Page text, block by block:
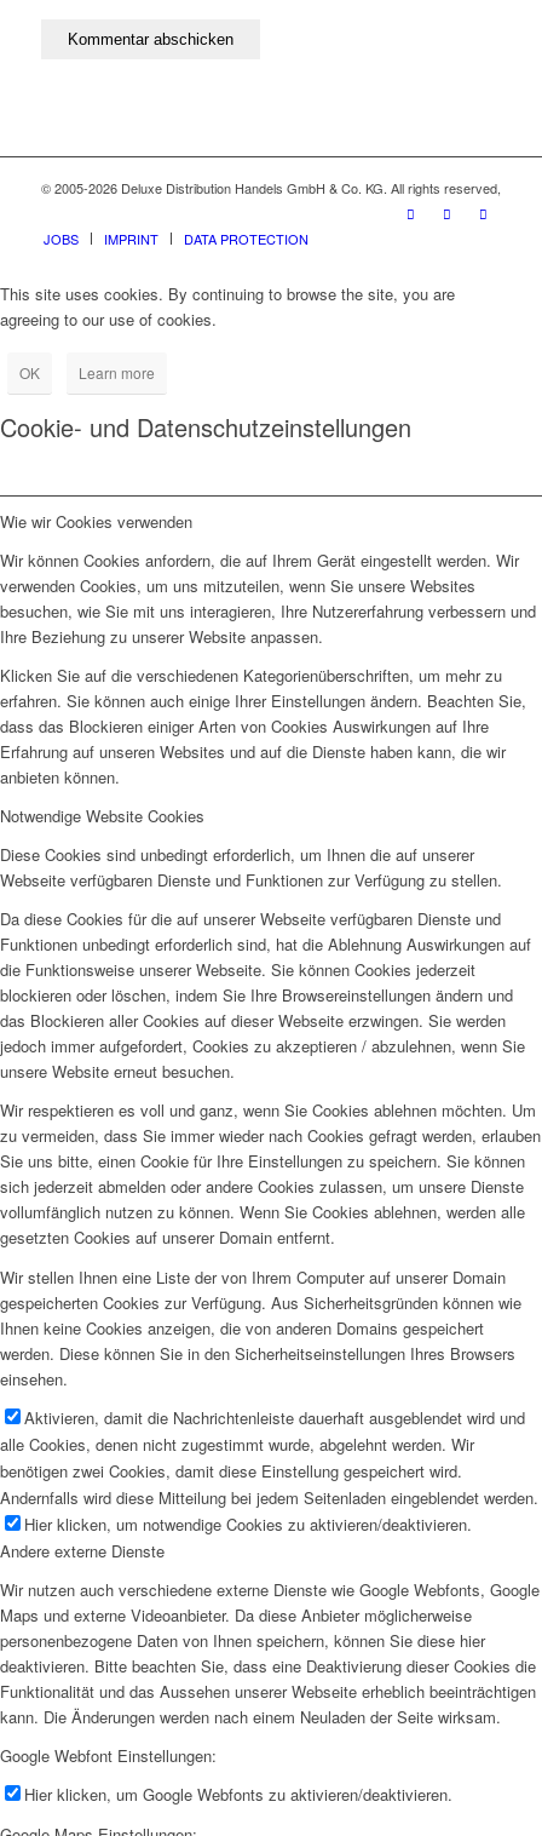
© 2005-2026 Deluxe Distribution Handels GmbH & Co. KG. All rights reserved,
JOBS IMPRINT DATA PROTECTION
This site uses cookies. By continuing to browse the site, you are
agreeing to our use of cookies.
OK Learn more
Cookie- und Datenschutzeinstellungen
Wie wir Cookies verwenden
Wir können Cookies anfordern, die auf Ihrem Gerät eingestellt werden. Wir
verwenden Cookies, um uns mitzuteilen, wenn Sie unsere Websites
besuchen, wie Sie mit uns interagieren, Ihre Nutzererfahrung verbessern und
Ihre Beziehung zu unserer Website anpassen.
Klicken Sie auf die verschiedenen Kategorienüberschriften, um mehr zu
erfahren. Sie können auch einige Ihrer Einstellungen ändern. Beachten Sie,
dass das Blockieren einiger Arten von Cookies Auswirkungen auf Ihre
Erfahrung auf unseren Websites und auf die Dienste haben kann, die wir
anbieten können.
Notwendige Website Cookies
Diese Cookies sind unbedingt erforderlich, um Ihnen die auf unserer
Webseite verfügbaren Dienste und Funktionen zur Verfügung zu stellen.
Da diese Cookies für die auf unserer Webseite verfügbaren Dienste und
Funktionen unbedingt erforderlich sind, hat die Ablehnung Auswirkungen auf
die Funktionsweise unserer Webseite. Sie können Cookies jederzeit
blockieren oder löschen, indem Sie Ihre Browsereinstellungen ändern und
das Blockieren aller Cookies auf dieser Webseite erzwingen. Sie werden
jedoch immer aufgefordert, Cookies zu akzeptieren / abzulehnen, wenn Sie
unsere Website erneut besuchen.
Wir respektieren es voll und ganz, wenn Sie Cookies ablehnen möchten. Um
zu vermeiden, dass Sie immer wieder nach Cookies gefragt werden, erlauben
Sie uns bitte, einen Cookie für Ihre Einstellungen zu speichern. Sie können
sich jederzeit abmelden oder andere Cookies zulassen, um unsere Dienste
vollumfänglich nutzen zu können. Wenn Sie Cookies ablehnen, werden alle
gesetzten Cookies auf unserer Domain entfernt.
Wir stellen Ihnen eine Liste der von Ihrem Computer auf unserer Domain
gespeicherten Cookies zur Verfügung. Aus Sicherheitsgründen können wie
Ihnen keine Cookies anzeigen, die von anderen Domains gespeichert
werden. Diese können Sie in den Sicherheitseinstellungen Ihres Browsers
einsehen.
Aktivieren, damit die Nachrichtenleiste dauerhaft ausgeblendet wird und
alle Cookies, denen nicht zugestimmt wurde, abgelehnt werden. Wir
benötigen zwei Cookies, damit diese Einstellung gespeichert wird.
Andernfalls wird diese Mitteilung bei jedem Seitenladen eingeblendet werden.
Hier klicken, um notwendige Cookies zu aktivieren/deaktivieren.
Andere externe Dienste
Wir nutzen auch verschiedene externe Dienste wie Google Webfonts, Google
Maps und externe Videoanbieter. Da diese Anbieter möglicherweise
personenbezogene Daten von Ihnen speichern, können Sie diese hier
deaktivieren. Bitte beachten Sie, dass eine Deaktivierung dieser Cookies die
Funktionalität und das Aussehen unserer Webseite erheblich beeinträchtigen
kann. Die Änderungen werden nach einem Neuladen der Seite wirksam.
Google Webfont Einstellungen:
Hier klicken, um Google Webfonts zu aktivieren/deaktivieren.